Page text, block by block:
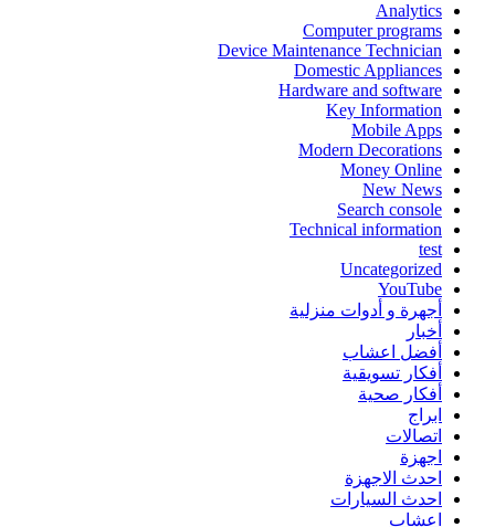
Analytics
Computer programs
Device Maintenance Technician
Domestic Appliances
Hardware and software
Key Information
Mobile Apps
Modern Decorations
Money Online
New News
Search console
Technical information
test
Uncategorized
YouTube
أجهرة و أدوات منزلية
أخبار
أفضل اعشاب
أفكار تسويقية
أفكار صحية
ابراج
اتصالات
اجهزة
احدث الاجهزة
احدث السيارات
اعشاب